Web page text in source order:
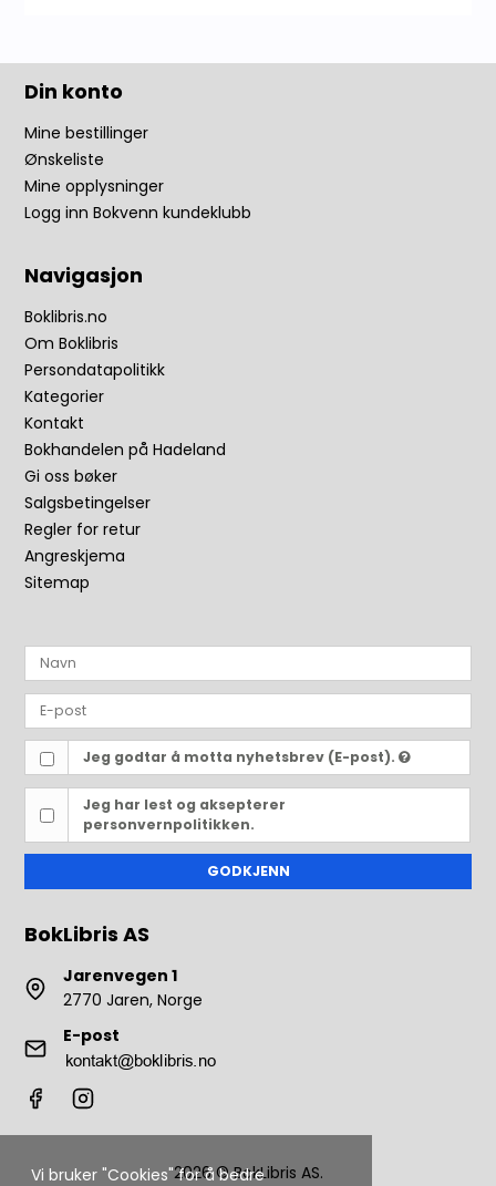
Vi bruker "Cookies" for å bedre
Din konto
Mine bestillinger
Ønskeliste
Mine opplysninger
Logg inn Bokvenn kundeklubb
Navigasjon
Boklibris.no
Om Boklibris
Persondatapolitikk
Kategorier
Kontakt
Bokhandelen på Hadeland
Gi oss bøker
Salgsbetingelser
Regler for retur
Angreskjema
Sitemap
Jeg godtar å motta nyhetsbrev (E-post).
Jeg har lest og aksepterer
personvernpolitikken.
GODKJENN
BokLibris AS
Jarenvegen 1
2770 Jaren, Norge
E-post
2026 © BokLibris AS.